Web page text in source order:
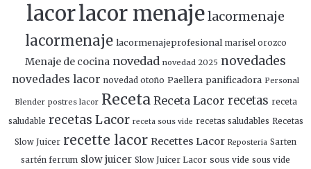
lacorlacor menajelacormenaje
lacormenaje lacormenajeprofesional marisel orozco
Menaje de cocina novedad novedad 2025 novedades
novedades lacor novedad otoño Paellera panificadora Personal
Blender postres lacor Receta Receta Lacor recetas receta
saludable recetas Lacor receta sous vide recetas saludables Recetas
Slow Juicer recette lacor Recettes Lacor Reposteria Sarten
sartén ferrum slow juicer Slow Juicer Lacor sous vide sous vide